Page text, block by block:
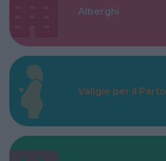
Alberghi
Valigie per il Parto